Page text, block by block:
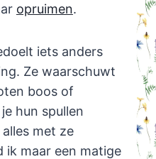
opruimen.
iets anders
Ze waarschuwt
boos of
hun spullen
met ze
maar een matige